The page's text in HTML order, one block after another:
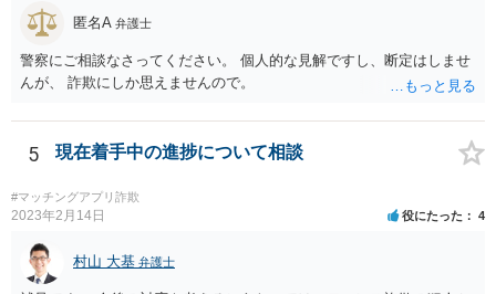
匿名A 弁護士
警察にご相談なさってください。 個人的な見解ですし、断定はしませ
んが、 詐欺にしか思えませんので。
5 現在着手中の進捗について相談
#マッチングアプリ詐欺
2023年2月14日 役にたった 4
村山 大基 弁護士